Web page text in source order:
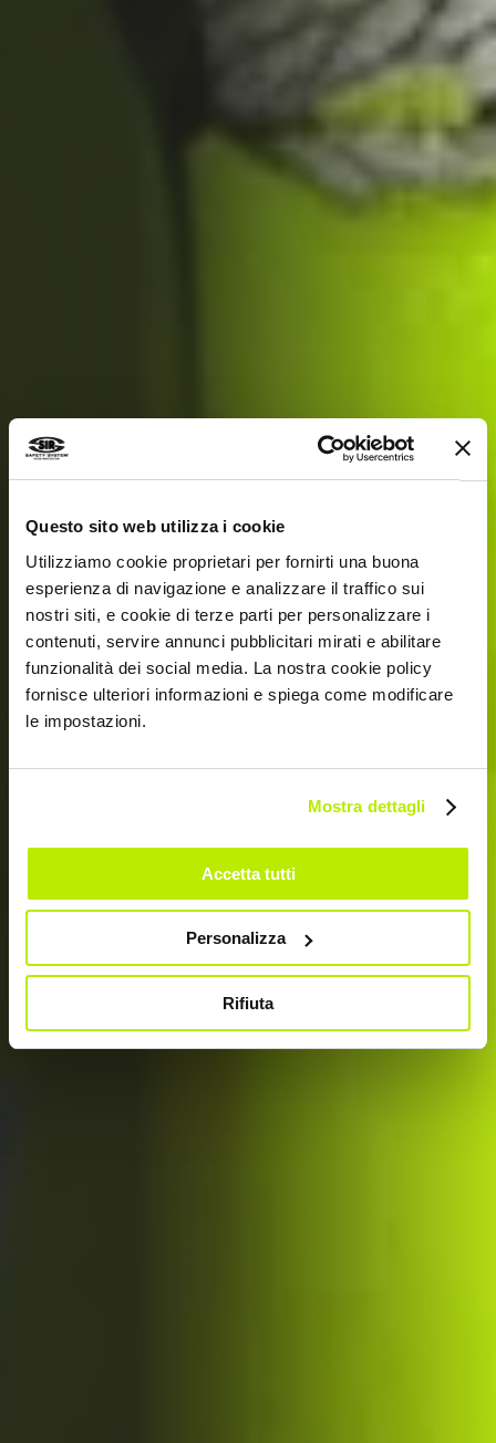
Questo sito web utilizza i cookie
Utilizziamo cookie proprietari per fornirti una buona
esperienza di navigazione e analizzare il traffico sui
nostri siti, e cookie di terze parti per personalizzare i
contenuti, servire annunci pubblicitari mirati e abilitare
funzionalità dei social media. La nostra cookie policy
fornisce ulteriori informazioni e spiega come modificare
le impostazioni.
Mostra dettagli
Accetta tutti
Personalizza
Rifiuta
MODULAIRE DANS SA CONCEPTION, CONSTRUIT
POUR RÉSISTER.
STORM RUSH